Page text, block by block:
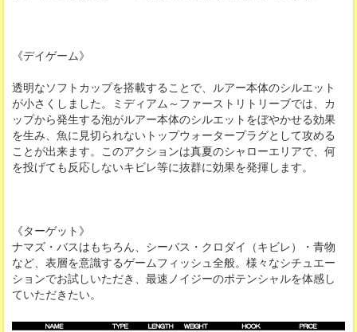
《デイゲーム》
透明なソフトカップを搭載することで、ルアー本体のシルエット
が小さくしました。ミディアム～ファーストリトリーブでは、カ
ップから発生する泡がルアー本体のシルエットをぼやかせる効果
を生み、魚に見切られないトップウォータープラグとして攻める
ことが出来ます。このアクションは真夏のシャローエリアで、何
を投げても反応しないキビレ等に抜群に効果を発揮します。
《ターゲット》
ナマズ・バスはもちろん、シーバス・クロダイ（キビレ）・青物
など、表層を意識するゲームフィッシュ全般。様々なシチュエー
ションでお試しいただき、最速ノイジーのポテンシャルを体感し
ていただきたい。